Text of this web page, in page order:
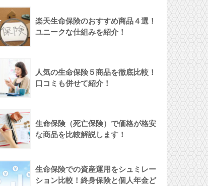
楽天生命保険のおすすめ商品４選！
ユニークな仕組みを紹介！
人気の生命保険５商品を徹底比較！
口コミも併せて紹介！
生命保険（死亡保険）で価格が格安
な商品を比較解説します！
生命保険での資産運用をシュミレー
ション比較！終身保険と個人年金ど